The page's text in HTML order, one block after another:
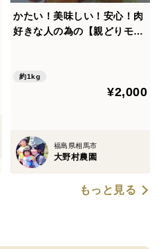
かたい！美味しい！安心！肉
好きな人の為の【親どりモモ
約1kg
¥2,000
福島県相馬市
大野村農園
もっと見る